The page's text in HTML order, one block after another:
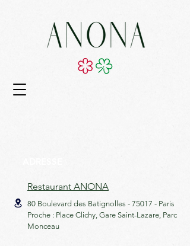
Restaurant ANONA
80 Boulevard des Batignolles - 75017 - Paris
Proche : Place Clichy, Gare Saint-Lazare, Parc
Monceau